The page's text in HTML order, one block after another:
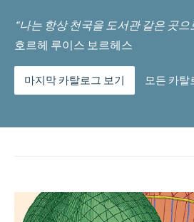
“나는 항상 천국을 도서관 같은 곳
호르헤 루이스 보르헤스
마지막 카탈로그 보기 모든 카탈